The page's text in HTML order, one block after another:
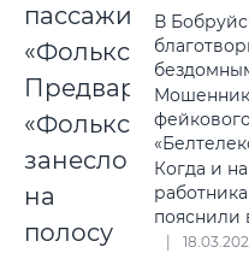
пассажир
«Фольксвагена».
Предварительно,
«Фольксваген»
занесло
на
полосу
В
Когда и
пояснили